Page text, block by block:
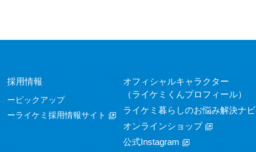
採用情報
ピックアップ
ライケミ採用情報サイト
オフィシャルキャラクター
（ライケミくんプロフィール）
ライケミ暮らしのお悩み解決ナビ
オンラインショップ
公式Instagram